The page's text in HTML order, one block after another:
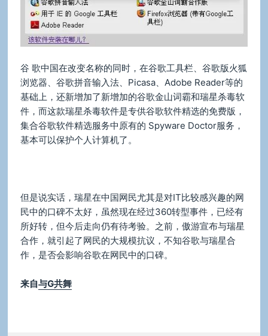
谷 歌中国在改变名称的同时，在谷歌工具栏、谷歌版火狐
浏览器、谷歌拼音输入法、Picasa、Adobe Reader等的
基础上，还新增加了新增加的谷歌金山词霸和瑞星杀毒软
件，而这款瑞星杀毒软件是专供谷歌软件精选的免费版，
集合谷歌软件精选服务中原有的 Spyware Doctor服务，
基本可以保护个人计算机了。
但是说实话，瑞星在中国网民尤其是对IT比较感兴趣的网
民中的口碑不太好，虽然现在经过360转型事件，已经有
所好转，但今后走向仍有待考验。之前，傲游宣布与瑞星
合作，就引起了网民的大规模抗议，不知谷歌与瑞星合
作，是否会影响谷歌在网民中的口碑。
来自与G共舞